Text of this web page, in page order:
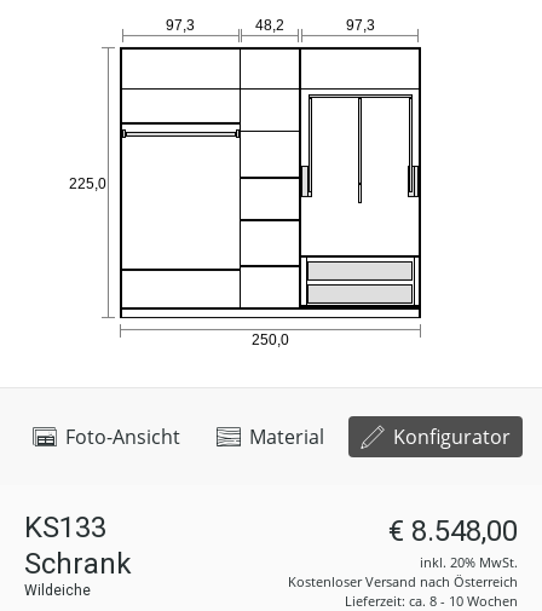
Foto-Ansicht Material Konfigurator
KS133
Schrank
Wildeiche
€ 8.548,00
inkl. 20% MwSt.
Kostenloser Versand nach Österreich
Lieferzeit: ca. 8 - 10 Wochen